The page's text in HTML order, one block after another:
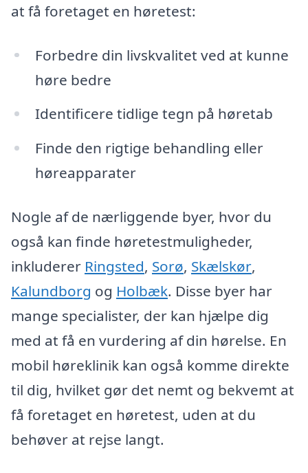
at få foretaget en høretest:
Forbedre din livskvalitet ved at kunne
høre bedre
Identificere tidlige tegn på høretab
Finde den rigtige behandling eller
høreapparater
Nogle af de nærliggende byer, hvor du
også kan finde høretestmuligheder,
inkluderer Ringsted, Sorø, Skælskør,
Kalundborg og Holbæk. Disse byer har
mange specialister, der kan hjælpe dig
med at få en vurdering af din hørelse. En
mobil høreklinik kan også komme direkte
til dig, hvilket gør det nemt og bekvemt at
få foretaget en høretest, uden at du
behøver at rejse langt.